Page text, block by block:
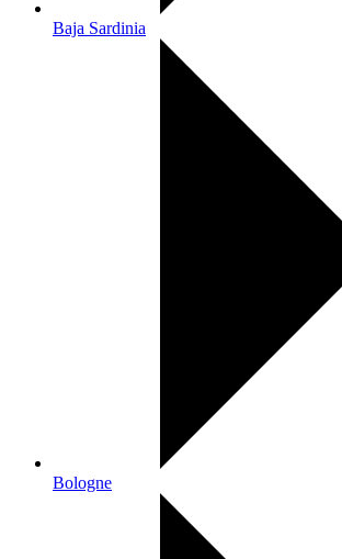
Baja Sardinia
Bologne